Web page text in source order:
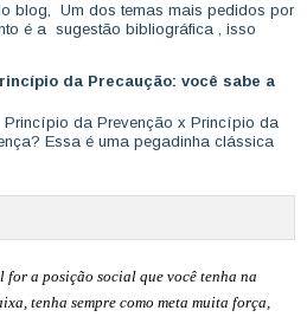
blog, Um dos temas mais pedidos por
é a sugestão bibliográfica , isso
da Precaução: você sabe a
da Prevenção x Princípio da
Essa é uma pegadinha clássica
for a posição social que você tenha na
tenha sempre como meta muita força,